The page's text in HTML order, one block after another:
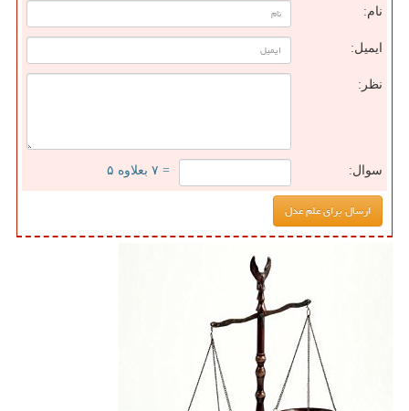
نام:
ایمیل:
نظر:
سوال: = ۷ بعلاوه ۵